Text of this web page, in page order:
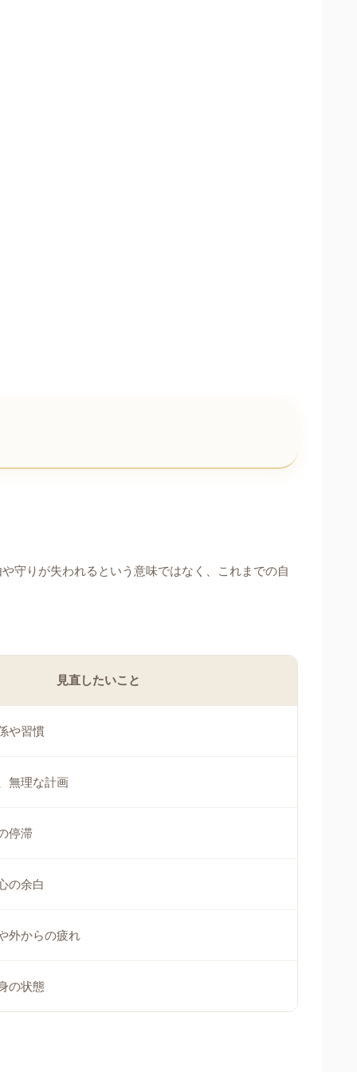
守りが失われるという意味ではなく、これまでの自
見直したいこと
や習慣
無理な計画
停滞
の余白
外からの疲れ
の状態